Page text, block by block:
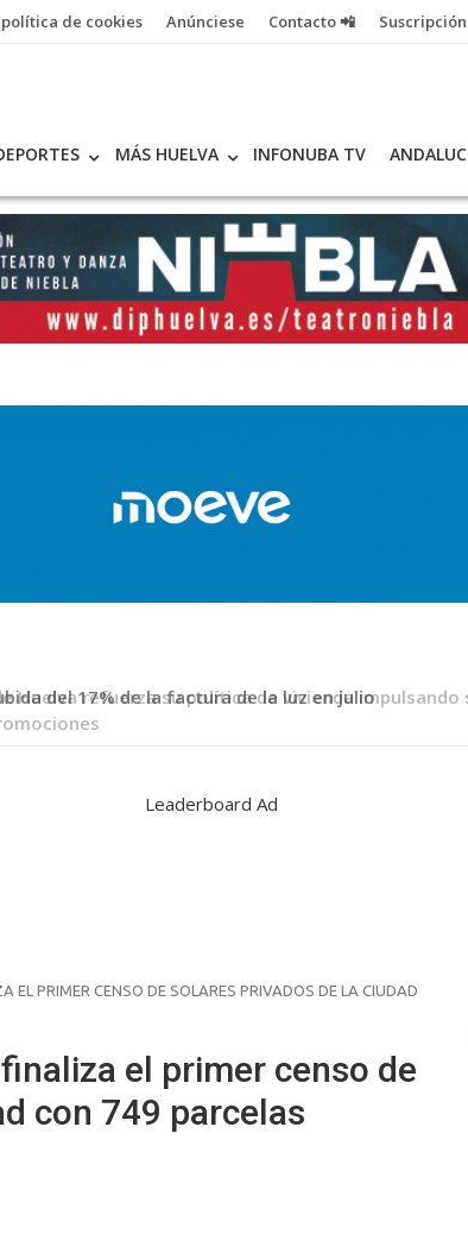
de cookies Anúnciese Contacto 📲 Suscripción
MÁS HUELVA INFONUBA TV
del 17% de la factura de la luz en julio
EL PRIMER CENSO DE SOLARES PRIVADOS DE LA CIUDAD
el primer censo de
con 749 parcelas